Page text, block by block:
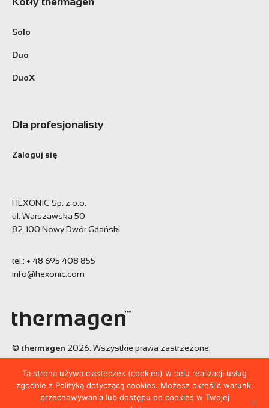
Solo
Duo
DuoX
Dla profesjonalisty
Zaloguj się
HEXONIC Sp. z o.o.
ul. Warszawska 50
82-100 Nowy Dwór Gdański
tel.: + 48 695 408 855
info@hexonic.com
© thermagen 2026. Wszystkie prawa zastrzeżone.
Realizacja:
Tworzenie stron - Noveo
Ta strona używa ciasteczek (cookies) w celu realizacji usług
zgodnie z Polityką dotyczącą cookies. Możesz określić warunki
przechowywania lub dostępu do cookies w Twojej